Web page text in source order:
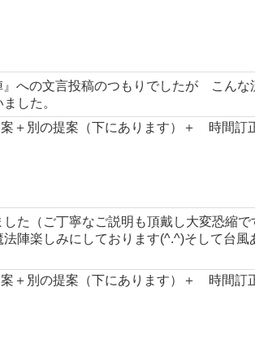
』への文言投稿のつもりでしたが こん
いました。
＋別の提案（下にあります）＋ 時間
た（ご丁寧なご説明も頂戴し大変恐縮
陣楽しみにしております(^.^)そして台
＋別の提案（下にあります）＋ 時間